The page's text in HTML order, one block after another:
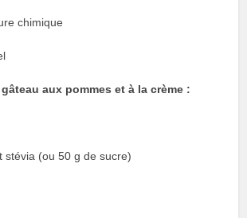
chimique
gâteau aux pommes et à la crème :
stévia (ou 50 g de sucre)